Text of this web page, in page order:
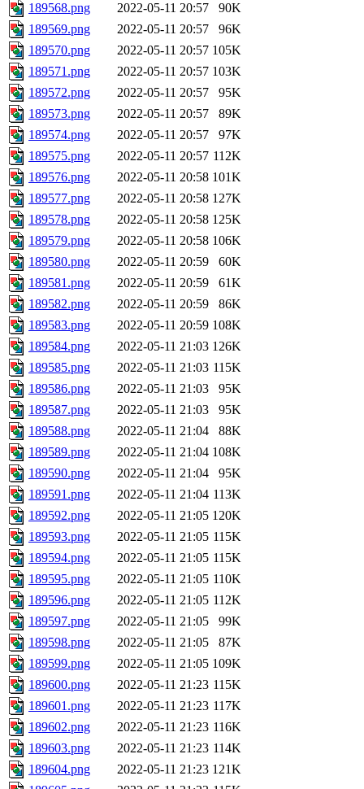
189568.png
2022-05-11 20:57
90K
189569.png
2022-05-11 20:57
96K
189570.png
2022-05-11 20:57 105K
189571.png
2022-05-11 20:57 103K
189572.png
2022-05-11 20:57
95K
189573.png
2022-05-11 20:57
89K
189574.png
2022-05-11 20:57
97K
189575.png
2022-05-11 20:57 112K
189576.png
2022-05-11 20:58 101K
189577.png
2022-05-11 20:58 127K
189578.png
2022-05-11 20:58 125K
189579.png
2022-05-11 20:58 106K
189580.png
2022-05-11 20:59
60K
189581.png
2022-05-11 20:59
61K
189582.png
2022-05-11 20:59
86K
189583.png
2022-05-11 20:59 108K
189584.png
2022-05-11 21:03 126K
189585.png
2022-05-11 21:03 115K
189586.png
2022-05-11 21:03
95K
189587.png
2022-05-11 21:03
95K
189588.png
2022-05-11 21:04
88K
189589.png
2022-05-11 21:04 108K
189590.png
2022-05-11 21:04
95K
189591.png
2022-05-11 21:04 113K
189592.png
2022-05-11 21:05 120K
189593.png
2022-05-11 21:05 115K
189594.png
2022-05-11 21:05 115K
189595.png
2022-05-11 21:05 110K
189596.png
2022-05-11 21:05 112K
189597.png
2022-05-11 21:05
99K
189598.png
2022-05-11 21:05
87K
189599.png
2022-05-11 21:05 109K
189600.png
2022-05-11 21:23 115K
189601.png
2022-05-11 21:23 117K
189602.png
2022-05-11 21:23 116K
189603.png
2022-05-11 21:23 114K
189604.png
2022-05-11 21:23 121K